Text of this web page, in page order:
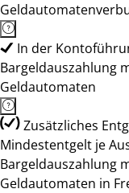
In der
Bargeldauszahlung
Geldautomaten
Zusätzliches
Mindestentgelt je
Bargeldauszahlung
Geldautomaten in